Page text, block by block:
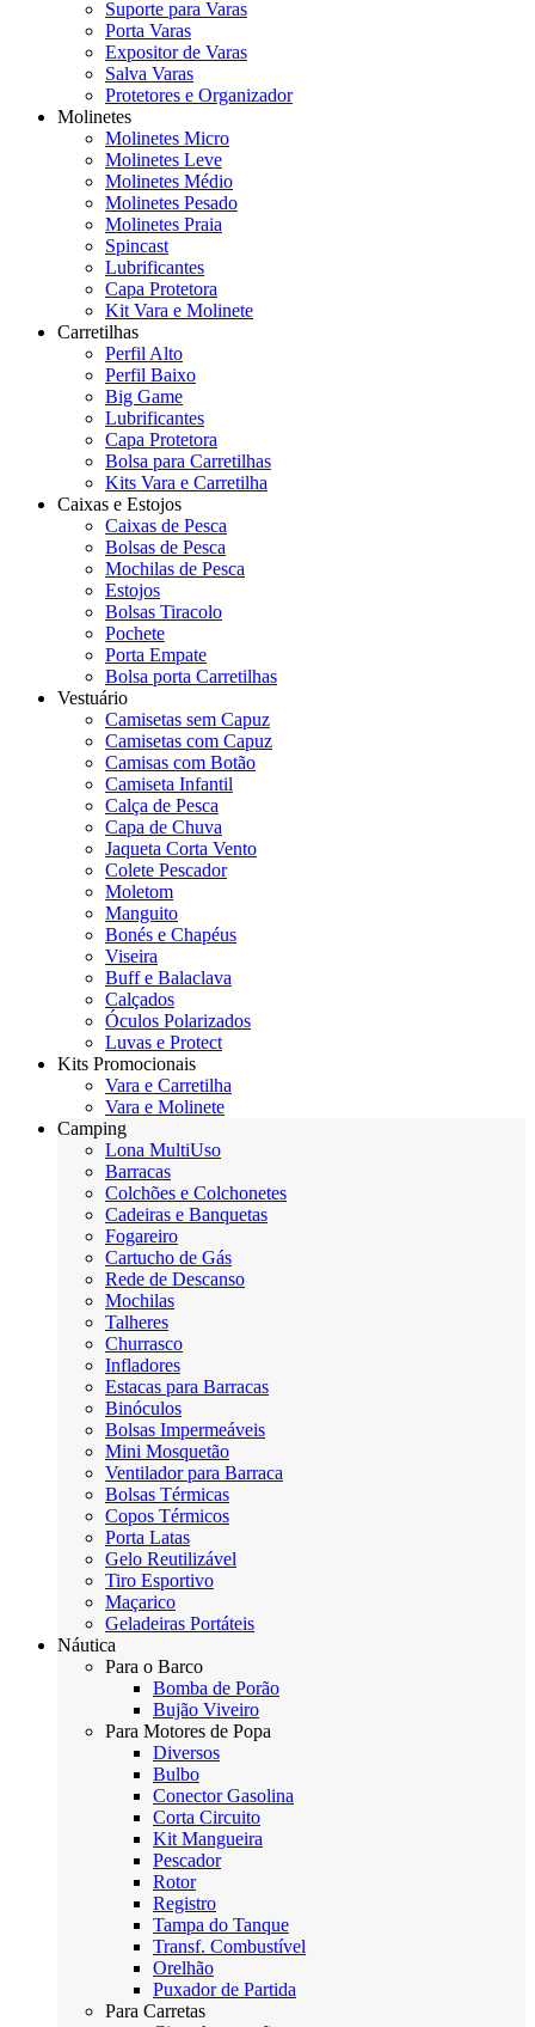
Suporte para Varas
Porta Varas
Expositor de Varas
Salva Varas
Protetores e Organizador
Molinetes
Molinetes Micro
Molinetes Leve
Molinetes Médio
Molinetes Pesado
Molinetes Praia
Spincast
Lubrificantes
Capa Protetora
Kit Vara e Molinete
Carretilhas
Perfil Alto
Perfil Baixo
Big Game
Lubrificantes
Capa Protetora
Bolsa para Carretilhas
Kits Vara e Carretilha
Caixas e Estojos
Caixas de Pesca
Bolsas de Pesca
Mochilas de Pesca
Estojos
Bolsas Tiracolo
Pochete
Porta Empate
Bolsa porta Carretilhas
Vestuário
Camisetas sem Capuz
Camisetas com Capuz
Camisas com Botão
Camiseta Infantil
Calça de Pesca
Capa de Chuva
Jaqueta Corta Vento
Colete Pescador
Moletom
Manguito
Bonés e Chapéus
Viseira
Buff e Balaclava
Calçados
Óculos Polarizados
Luvas e Protect
Kits Promocionais
Vara e Carretilha
Vara e Molinete
Camping
Lona MultiUso
Barracas
Colchões e Colchonetes
Cadeiras e Banquetas
Fogareiro
Cartucho de Gás
Rede de Descanso
Mochilas
Talheres
Churrasco
Infladores
Estacas para Barracas
Binóculos
Bolsas Impermeáveis
Mini Mosquetão
Ventilador para Barraca
Bolsas Térmicas
Copos Térmicos
Porta Latas
Gelo Reutilizável
Tiro Esportivo
Maçarico
Geladeiras Portáteis
Náutica
Para o Barco
Bomba de Porão
Bujão Viveiro
Para Motores de Popa
Diversos
Bulbo
Conector Gasolina
Corta Circuito
Kit Mangueira
Pescador
Rotor
Registro
Tampa do Tanque
Transf. Combustível
Orelhão
Puxador de Partida
Para Carretas